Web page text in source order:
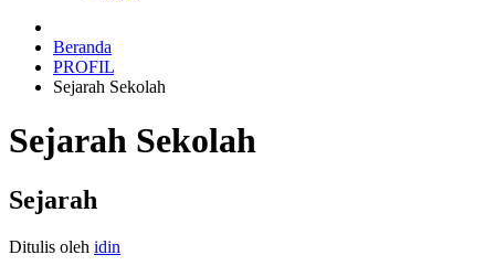
Beranda
PROFIL
Sejarah Sekolah
Sejarah Sekolah
Sejarah
Ditulis oleh idin